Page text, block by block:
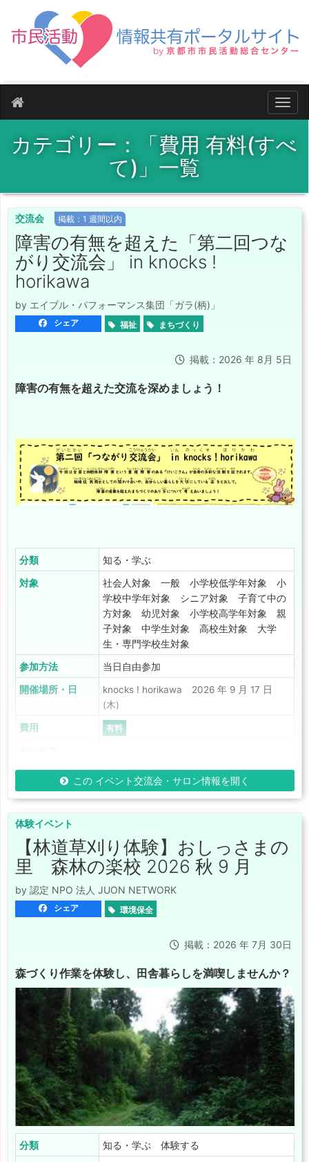
ナビ
カテゴリー：「費用 有料(すべ
て)」一覧
交流会 掲載：1 週間以内
障害の有無を超えた「第二回つな
がり交流会」 in knocks !
horikawa
by エイブル・パフォーマンス集団「ガラ(柄)」
シェア 福祉 まちづくり
掲載：2026 年 8月 5日
障害の有無を超えた交流を深めましょう！
分類 知る・学ぶ
対象
社会人対象 一般 小学校低学年対象 小
学校中学年対象 シニア対象 子育て中の
方対象 幼児対象 小学校高学年対象 親
子対象 中学生対象 高校生対象 大学
生・専門学校生対象
参加方法 当日自由参加
開催場所・日
knocks ! horikawa 2026 年 9 月 17 日
(木)
費用 有料
この イベント交流会・サロン情報を開く
体験イベント
【林道草刈り体験】おしっさまの
里 森林の楽校 2026 秋 9 月
by 認定 NPO 法人 JUON NETWORK
シェア 環境保全
掲載：2026 年 7月 30日
森づくり作業を体験し、田舎暮らしを満喫しませんか？
分類 知る・学ぶ 体験する